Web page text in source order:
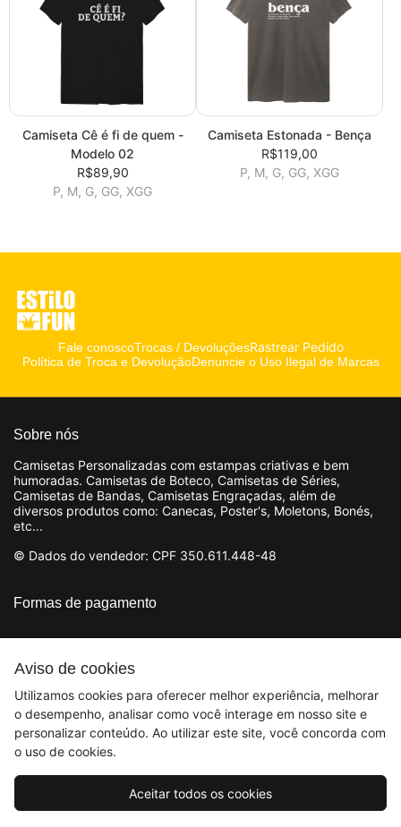
Camiseta Cê é fi de quem -
Modelo 02
R$89,90
P, M, G, GG, XGG
Camiseta Estonada - Bença
R$119,00
P, M, G, GG, XGG
Aviso de cookies
Utilizamos cookies para oferecer melhor experiência, melhorar
o desempenho, analisar como você interage em nosso site e
personalizar conteúdo. Ao utilizar este site, você concorda com
o uso de cookies.
Aceitar todos os cookies
Fale conoscoTrocas / DevoluçõesRastrear Pedido
Política de Troca e DevoluçãoDenuncie o Uso Ilegal de Marcas
Sobre nós
Camisetas Personalizadas com estampas criativas e bem
humoradas. Camisetas de Boteco, Camisetas de Séries,
Camisetas de Bandas, Camisetas Engraçadas, além de
diversos produtos como: Canecas, Poster's, Moletons, Bonés,
etc...
© Dados do vendedor: CPF 350.611.448-48
Formas de pagamento